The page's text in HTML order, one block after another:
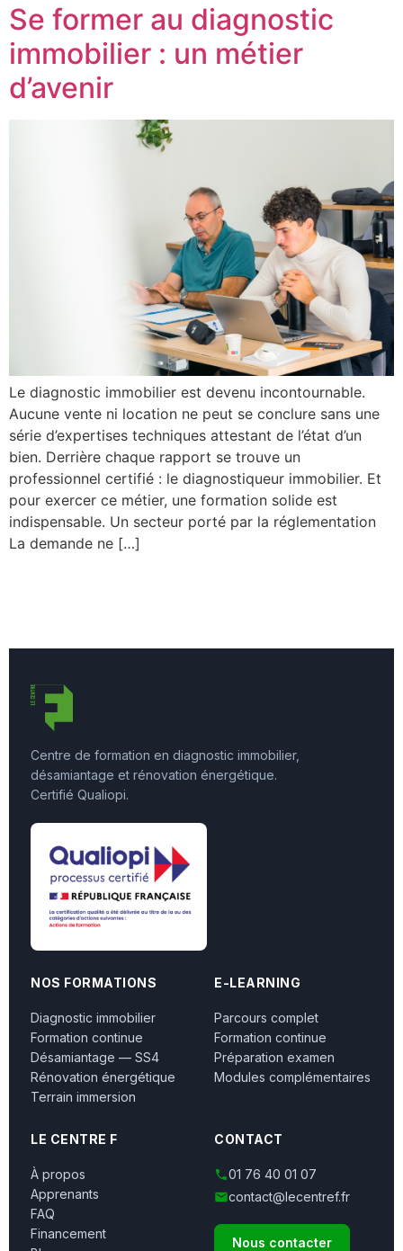
Se former au diagnostic
immobilier : un métier
d’avenir
Le diagnostic immobilier est devenu incontournable.
Aucune vente ni location ne peut se conclure sans une
série d’expertises techniques attestant de l’état d’un
bien. Derrière chaque rapport se trouve un
professionnel certifié : le diagnostiqueur immobilier. Et
pour exercer ce métier, une formation solide est
indispensable. Un secteur porté par la réglementation
La demande ne […]
Centre de formation en diagnostic immobilier,
désamiantage et rénovation énergétique.
Certifié Qualiopi.
NOS FORMATIONS
Diagnostic immobilier
Formation continue
Désamiantage — SS4
Rénovation énergétique
Terrain immersion
E-LEARNING
Parcours complet
Formation continue
Préparation examen
Modules complémentaires
LE CENTRE F
À propos
Apprenants
FAQ
Financement
CONTACT
01 76 40 01 07
contact@lecentref.fr
Nous contacter